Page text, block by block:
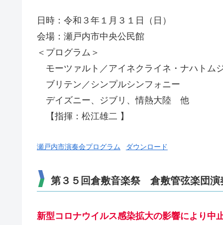
日時：令和３年１月３１日（日）
会場：瀬戸内市中央公民館
＜プログラム＞
モーツァルト／アイネクライネ・ナハトム
ブリテン／シンプルシンフォニー
デイズニー、ジブリ、情熱大陸 他
【指揮：松江雄二 】
瀬戸内市演奏会プログラム ダウンロード
第３５回倉敷音楽祭 倉敷管弦楽団演
新型コロナウイルス感染拡大の影響により中